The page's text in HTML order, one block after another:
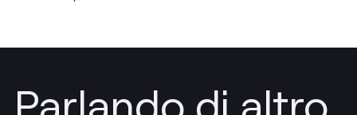
Parlando di altro